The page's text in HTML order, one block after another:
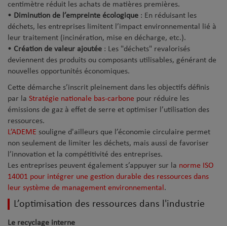
centimètre réduit les achats de matières premières.
• Diminution de l’empreinte écologique : En réduisant les
déchets, les entreprises limitent l’impact environnemental lié à
leur traitement (incinération, mise en décharge, etc.).
• Création de valeur ajoutée : Les "déchets" revalorisés
deviennent des produits ou composants utilisables, générant de
nouvelles opportunités économiques.
Cette démarche s’inscrit pleinement dans les objectifs définis
par la Stratégie nationale bas-carbone pour réduire les
émissions de gaz à effet de serre et optimiser l’utilisation des
ressources.
L’ADEME souligne d'ailleurs que l’économie circulaire permet
non seulement de limiter les déchets, mais aussi de favoriser
l’innovation et la compétitivité des entreprises.
Les entreprises peuvent également s’appuyer sur la norme ISO
14001 pour intégrer une gestion durable des ressources dans
leur système de management environnemental .
L’optimisation des ressources dans l'industrie
Le recyclage interne